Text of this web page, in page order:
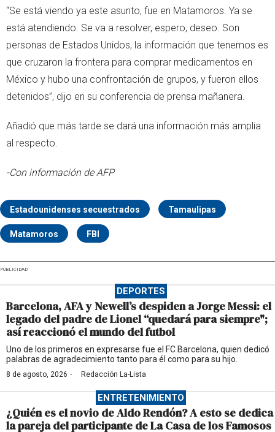
“Se está viendo ya este asunto, fue en Matamoros. Ya se
está atendiendo. Se va a resolver, espero, deseo. Son
personas de Estados Unidos, la información que tenemos es
que cruzaron la frontera para comprar medicamentos en
México y hubo una confrontación de grupos, y fueron ellos
detenidos”, dijo en su conferencia de prensa mañanera.
Añadió que más tarde se dará una información más amplia
al respecto.
-Con información de AFP
Estadounidenses secuestrados Tamaulipas
Matamoros FBI
PUBLICIDAD
DEPORTES
Barcelona, AFA y Newell’s despiden a Jorge Messi: el
legado del padre de Lionel “quedará para siempre";
así reaccionó el mundo del futbol
Uno de los primeros en expresarse fue el FC Barcelona, quien dedicó
palabras de agradecimiento tanto para él como para su hijo.
8 de agosto, 2026 · Redacción La-Lista
ENTRETENIMIENTO
¿Quién es el novio de Aldo Rendón? A esto se dedica
la pareja del participante de La Casa de los Famosos